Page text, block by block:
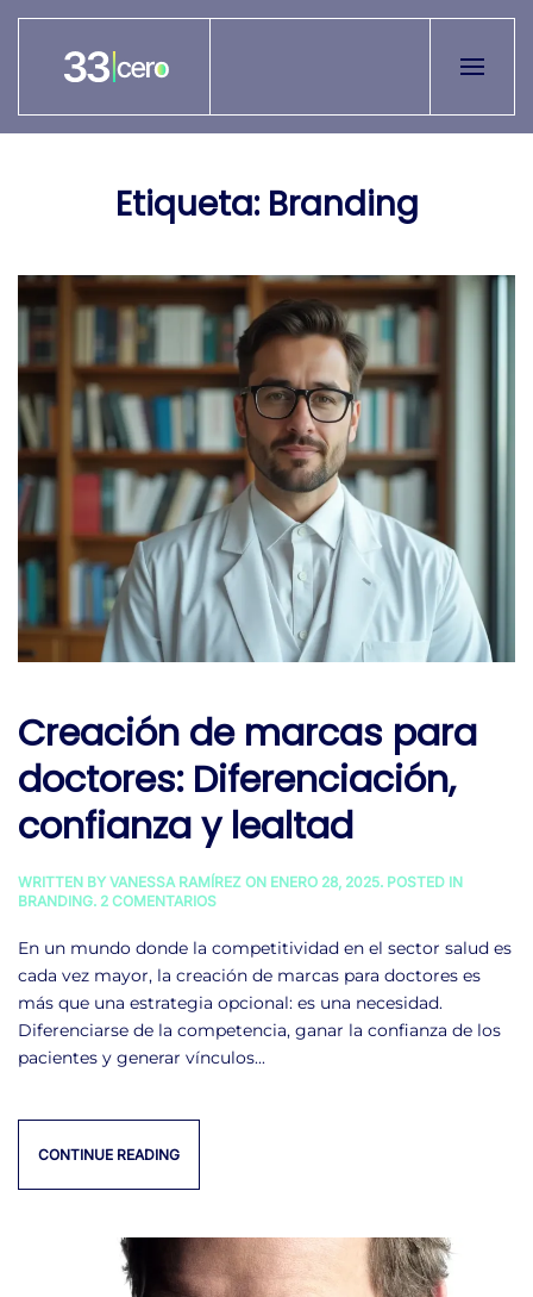
Skip to main content
Etiqueta: Branding
Creación de marcas para
doctores: Diferenciación,
confianza y lealtad
WRITTEN BY VANESSA RAMÍREZ ON ENERO 28, 2025. POSTED IN
BRANDING. 2 COMENTARIOSEN
MARCAS
PARA
DOCTORES:
DIFERENCIACIÓN,
CONFIANZA
Y
En un mundo donde la competitividad en el sector salud es
cada vez mayor, la creación de marcas para doctores es
más que una estrategia opcional: es una necesidad.
Diferenciarse de la competencia, ganar la confianza de los
pacientes y generar vínculos...
CONTINUE READING